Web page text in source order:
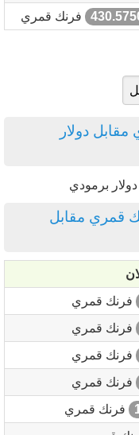
فرنك قمري
دولار
قمري مقابل
فرنك قمري
فرنك قمري
فرنك قمري
فرنك قمري
فرنك قمري